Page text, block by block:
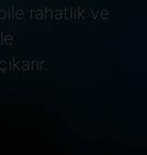
rahatlık ve